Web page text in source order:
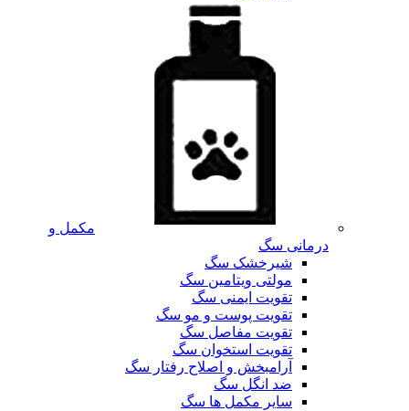
مکمل و
درمانی سگ
شیرخشک سگ
مولتی ویتامین سگ
تقویت ایمنی سگ
تقویت پوست و مو سگ
تقویت مفاصل سگ
تقویت استخوان سگ
آرامبخش و اصلاح رفتار سگ
ضد انگل سگ
سایر مکمل ها سگ